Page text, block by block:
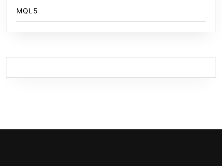
MQL5